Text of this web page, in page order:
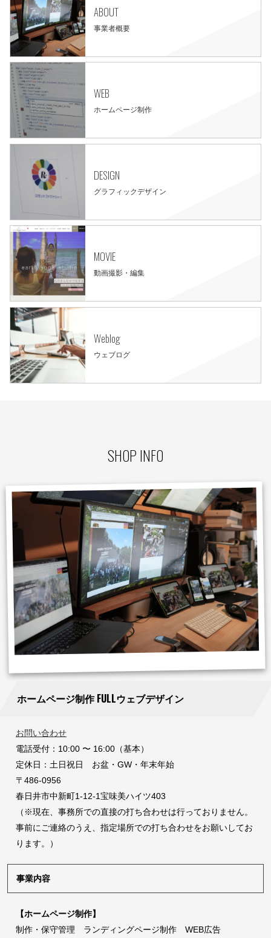
ABOUT
事業者概要
WEB
ホームページ制作
DESIGN
グラフィックデザイン
MOVIE
動画撮影・編集
Weblog
ウェブログ
SHOP INFO
ホームページ制作 FULLウェブデザイン
お問い合わせ
電話受付：10:00 〜 16:00（基本）
定休日：土日祝日 お盆・GW・年末年始
〒486-0956
春日井市中新町1-12-1宝味美ハイツ403
（※現在、事務所での直接の打ち合わせは行っておりません。
事前にご連絡のうえ、指定場所での打ち合わせをお願いしてお
ります。）
事業内容
【ホームページ制作】
制作・保守管理 ランディングページ制作 WEB広告